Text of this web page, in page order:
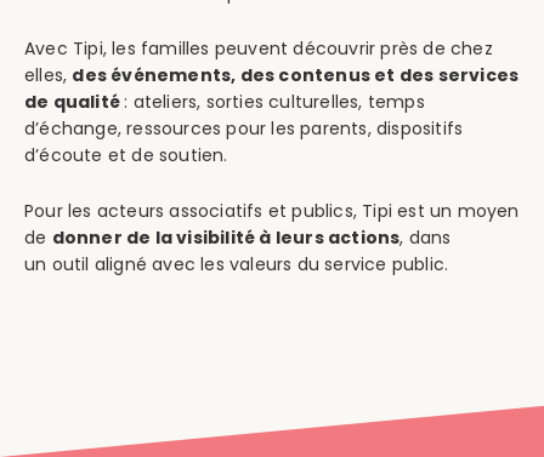
Avec Tipi, les familles peuvent découvrir près de chez
elles, des événements, des contenus et des services
de qualité : ateliers, sorties culturelles, temps
d’échange, ressources pour les parents, dispositifs
d’écoute et de soutien.
Pour les acteurs associatifs et publics, Tipi est un moyen
de donner de la visibilité à leurs actions, dans
un outil aligné avec les valeurs du service public.